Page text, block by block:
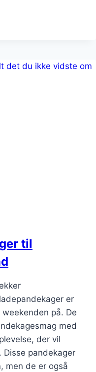
til
er
på. De
med
der vil
pandekager
men de er også